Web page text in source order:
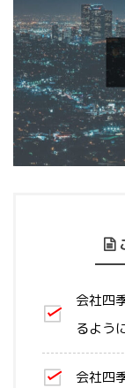
会社四
るよう
会社四